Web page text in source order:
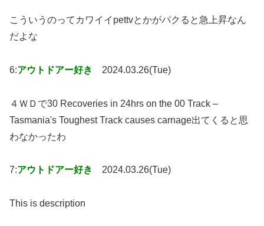
こういうのってカワイイpettvとかがパクると急上昇なん
だよな
6:アウトドアー好き 2024.03.26(Tue)
４ＷＤで30 Recoveries in 24hrs on the 00 Track –
Tasmania's Toughest Track causes carnage出てくると思
わなかったわ
7:アウトドアー好き 2024.03.26(Tue)
This is description